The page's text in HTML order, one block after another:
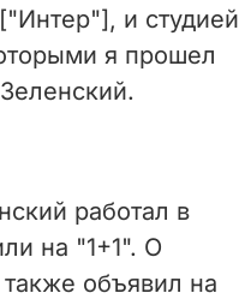
и студией
я прошел
работал в
на "1+1". О
объявил на